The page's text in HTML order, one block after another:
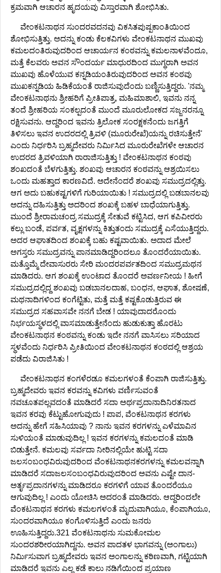
ಕ್ರಮವಾಗಿ ಆಚಾರನ ಹೃದಯವು ವಿಸ್ತಾರವಾಗಿ ಶೋಭಿಸಿತು.
ವೇಂಕಟನಾಥನ ಸುಂದರವದನವು ವಿಕಸಿತಪುಷ್ಪಕಾಂತಿಯಿಂದ
ಶೋಭಿಸುತ್ತಿತ್ತು. ಅದನ್ನು ಕಂಡು ಕೆಲಕವಿಗಳು ವೇಂಕಟನಾಥನ ಮುಖವು
ಕಮಲದಂತಿರುವುದರಿಂದ ಆಚಾರ್ಯನ ಕಂಠವನ್ನು ಕಮಲನಾಳವೆಂದೂ,
ಮತ್ತೆ ಕೆಲವರು ಅವನ ಸೌಂದರ್ಯ ಮಾಧುರದಿಂದ ಮುಗ್ಧರಾಗಿ ಅವನ
ಮುಖವು ಹೊಳೆಯುವ ಕನ್ನಡಿಯಂತಿರುವುದರಿಂದ ಅವನ ಕಂಠವು
ಮುಖಕನ್ನಡಿಯ ಹಿಡಿಕೆಯಂತೆ ರಾಜಿಸುವುದೆಂದು ಬಣ್ಣಿಸುತ್ತಿದ್ದರು. 'ನಮ್ಮ
ವೇಂಕಟನಾಥನು ಶ್ರೀಹರಿಗೆ ಪ್ರೀತಿಪಾತ್ರ, ಮಹಿಮಾಶಾಲಿ, ಇವನು ನನ್ನ
ತಂದೆ ಶ್ರೀಹರಿಯ ಸಂಕಲ್ಪದಂತೆ ಮುಂದೆ ಮೂರುಲೋಕದ ಸಜ್ಜನರನ್ನೂ
ರಕ್ಷಿಸುವನು. ಆದ್ದರಿಂದ ಇವನು ತ್ರಿಲೋಕ ಸಂರಕ್ಷಕನೆಂದು ಜಗತ್ತಿಗೆ
ತಿಳಿಸಲು ಇವನ ಉದರದಲ್ಲಿ ತ್ರಿವಳಿ (ಮೂರುರೇಖೆ)ಯನ್ನು ರಚಿಸುತ್ತೇನೆ'
ಎಂದು ನಿರ್ಧರಿಸಿ ಬ್ರಹ್ಮದೇವರು ನಿರ್ಮಿಸಿದ ಮೂರುರೇಖೆಗಳೇ ಆಚಾರನ
ಉದರದ ತ್ರಿವಳಿಯಾಗಿ ರಾರಾಜಿಸುತ್ತಿತ್ತು ! ವೇಂಕಟನಾಥನ ಕಂಠವು
ಶಂಖದಂತೆ ಬೆಳಗುತ್ತಿತ್ತು. ಶಂಖವು ಆಚಾರನ ಕಂಠವನ್ನು ಆಶ್ರಯಿಸಲು
ಒಂದು ಮಹತ್ತಾದ ಕಾರಣವಿದೆ. ಅದೇನೆಂದರೆ ಶಂಖವು ಸಮುದ್ರದಲ್ಲಿತ್ತು.
ಆಗ ಅದು ಬಹುಕಷ್ಟಗಳಿಗೆ ಗುರಿಯಾಯಿತು ! ಸಮುದ್ರದಲ್ಲಿ ಬಡಬಾನಲವು
ಅದನ್ನು ದಹಿಸುತ್ತಿತ್ತು ಅದರಿಂದ ಶಂಖಕ್ಕೆ ಬಹಳ ಬಾಧೆಯಾಗುತ್ತಿತ್ತು.
ಮುಂದೆ ಶ್ರೀರಾಮಚಂದ್ರ ಸಮುದ್ರಕ್ಕೆ ಸೇತುವೆ ಕಟ್ಟಿಸಿದ, ಆಗ ಕಪಿವೀರರು
ಕಲ್ಲು ಬಂಡೆ, ಪರ್ವತ, ವೃಕ್ಷಗಳನ್ನು ಕಿತ್ತುತಂದು ಸಮುದ್ರಕ್ಕೆ ಎಸೆಯುತ್ತಿದ್ದರು.
ಅದರ ಆಘಾತದಿಂದ ಶಂಖಕ್ಕೆ ಬಹು ಕಷ್ಟವಾಯಿತು. ಅದಾದ ಮೇಲೆ
ಅಗಸ್ತರು ಸಮುದ್ರವನ್ನು ಪಾನಮಾಡಿದ್ದರಿಂದಲೂ ತೊಂದರೆಯಾಯಿತು.
ಮತ್ತೊಮ್ಮೆ ದೇವಾಸುರರು ಸೇರಿ ಮಂದರಪರ್ವತದಿಂದ ಸಮುದ್ರಮಥನ
ಮಾಡಿದರು. ಆಗ ಶಂಖಕ್ಕೆ ಉಂಟಾದ ತೊಂದರೆ ಅವರ್ಣನೀಯ ! ಹೀಗೆ
ಸಮುದ್ರದಲ್ಲಿದ್ದ ಶಂಖವು ಬಡಬಾನಲದಾಹ, ಬಂಧನ, ಆಘಾತ, ಶೋಷಣೆ,
ಮಥನಾದಿಗಳಿಂದ ಕಂಗೆಟ್ಟಿತು, ಮತ್ತೆ ಮತ್ತೆ ಕಷ್ಟಕೊಡುತ್ತಿರುವ ಈ
ಸಮುದ್ರದ ಸಹವಾಸವೇ ನನಗೆ ಬೇಡ ! ಯಾವುದಾದರೊಂದು
ನಿರ್ಭಯಸ್ಥಳದಲ್ಲಿ ವಾಸಮಾಡುತ್ತೇನೆಂದು ಹುಡುಕುತ್ತಾ ಹೊರಟು
ವೇಂಕಟನಾಥನ ಕಂಠವನ್ನು ಕಂಡು ಇದೇ ನನಗೆ ವಾಸಿಸಲು ಸರಿಯಾದ
ಸ್ಥಳವೆಂದು ನಿರ್ಧರಿಸಿ ಪ್ರೀತಿಯಿಂದ ವೇಂಕಟನಾಥನ ಕಂಠದಲ್ಲಿ ಆಶ್ರಯ
ಪಡೆದು ವಿರಾಜಿಸಿತು !
ವೇಂಕಟನಾಥನ ಕಂಗಳೆರಡೂ ಕಮಲಗಳಂತೆ ಕೆಂಪಾಗಿ ರಾಜಿಸುತ್ತಿತ್ತು.
ಬ್ರಹ್ಮದೇವರು ಇವನ ಕರವನ್ನು ಕವಿಗಳು ವರ್ಣಿಸುವಂತೆ
ನವಚೂತಪಲ್ಲವದಂತೆ ಮಾಡಿದರೆ ಸದಾ ಅರ್ಥಪ್ರದಾನಾದಿನಿರತನಾದ
ಇವನ ಕರವು ಕೆಟ್ಟುಹೋಗುವುದು ! ಪಾಪ, ವೆಂಕಟನಾಥನ ಕರಗಳು
ಅದನ್ನು ಹೇಗೆ ಸಹಿಸಿಯಾವು ? ನಾನು ಇವನ ಕರಗಳನ್ನು ಎಳೆಮಾವಿನ
ಸುಳಿಯಂತೆ ಮಾಡುವುದಿಲ್ಲ ! ಇವನ ಕರಗಳನ್ನು ಕಮಲದಂತೆ ಮಾಡಿ
ಬಿಡುತ್ತೇನೆ. ಕಮಲವು ಸರ್ವದಾ ನೀರಿನಲ್ಲಿಯೇ ಹುಟ್ಟಿ ಸದಾ
ಜಲಸಂಬಂಧವಿರುವುದರಿಂದ ವೆಂಕಟನಾಥನಕರಗಳನ್ನು ಕಮಲವನ್ನಾಗಿ
ಮಾಡಿದರೆ ಸದಾಜಲಸಂಬಂಧವಿರುವುದರಿಂದ ಅವನು ಎಷ್ಟೇ ದಾನ-
ಅರ್ತೃಪ್ರದಾನಗಳನ್ನು ಮಾಡಿದರೂ ಕರಗಳಿಗೆ ಯಾವ ತೊಂದರೆಯೂ
ಆಗುವುದಿಲ್ಲ ! ಎಂದು ಯೋಚಿಸಿ ಅದರಂತೆ ಮಾಡಿದರು. ಆದ್ದರಿಂದಲೇ
ವೆಂಕಟನಾಥನ ಕರಗಳು ಕಮಲಗಳಂತೆ ಮೃದುವಾಗಿಯೂ, ಕೆಂಪಾಗಿಯೂ,
ಸುಂದರವಾಗಿಯೂ ಕಂಗೊಳಿಸುತ್ತಿದೆ ಎಂದು ಜನರು
ಊಹಿಸುತ್ತಿದ್ದರು.321 ವೆಂಕಟನಾಥನು ಸುಮಕೋಮಲ
ಸುಂದರಶರೀರಯಾಗಿದ್ದನು. ಅವನ ಪಾದತಳ ಭಾಗವನ್ನು (ಅಂಗಾಲು)
ನಿರ್ಮಿಸುವಾಗ ಬ್ರಹ್ಮದೇವರು ಇವನ ಅಂಗಾಲನ್ನು ಕಠಿಣವಾಗಿ, ಗಟ್ಟಿಯಾಗಿ
ಮಾಡಿದರೆ ಇವನು ಎಲ್ಲ ಕಡೆ ಕಾಲು ನಡಿಗೆಯಿಂದ ಪ್ರಯಾಣ